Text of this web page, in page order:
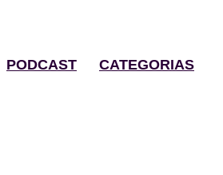
PODCAST CATEGORIAS